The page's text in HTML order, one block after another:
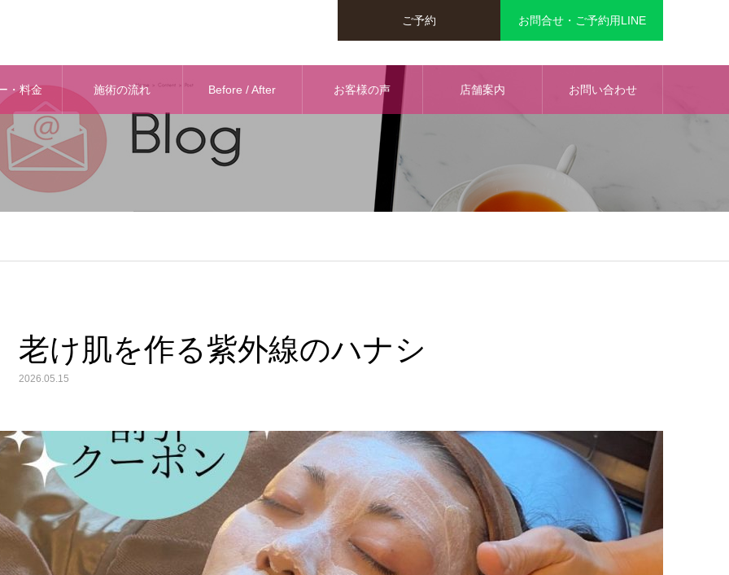
ご予約 お問合せ・ご予約用LINE
・料金 施術の流れ Before / After お客様の声 店舗案内 お問い合わせ
老け肌を作る紫外線のハナシ
2026.05.15